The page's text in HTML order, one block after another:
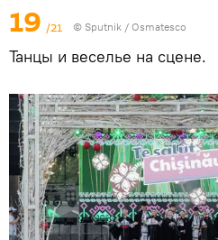
19 /21 © Sputnik / Osmatesco
Танцы и веселье на сцене.